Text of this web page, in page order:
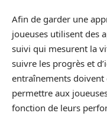
Afin de garder une
joueuses utilisent des
suivi qui mesurent la
suivre les progrès et
entraînements
permettre aux
fonction de leurs